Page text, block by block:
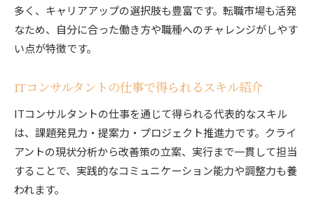
多く、キャリアアップの選択肢も豊富です。転職市場も活発
なため、自分に合った働き方や職種へのチャレンジがしやす
い点が特徴です。
ITコンサルタントの仕事で得られるスキル紹介
ITコンサルタントの仕事を通じて得られる代表的なスキル
は、課題発見力・提案力・プロジェクト推進力です。クライ
アントの現状分析から改善策の立案、実行まで一貫して担当
することで、実践的なコミュニケーション能力や調整力も養
われます。